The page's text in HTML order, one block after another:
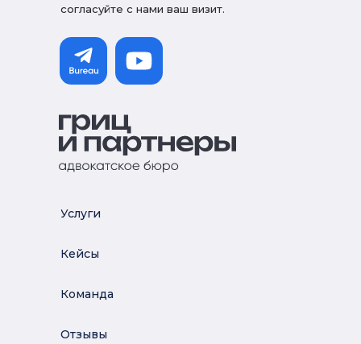
Услуги
Кейсы
Команда
Отзывы
согласуйте с нами ваш визит.